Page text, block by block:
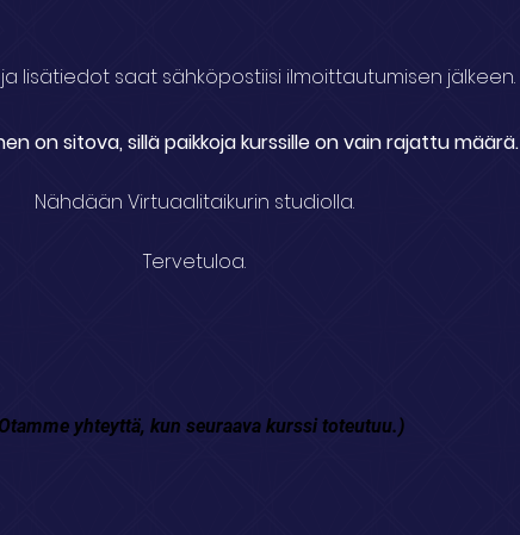
ja lisätiedot saat sähköpostiisi ilmoittautumisen jälkeen.
on sitova, sillä paikkoja kurssille on vain rajattu määrä.
Nähdään Virtuaalitaikurin studiolla.
Tervetuloa.
yhteyttä, kun seuraava kurssi toteutuu.)